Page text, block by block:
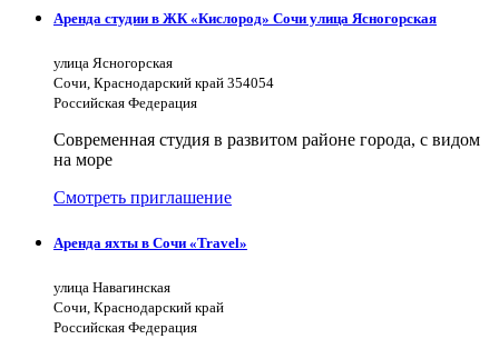
Аренда студии в ЖК «Кислород» Сочи улица Ясногорская
улица Ясногорская
Сочи, Краснодарский край 354054
Российская Федерация
Современная студия в развитом районе города, с видом
на море
Смотреть приглашение
Аренда яхты в Сочи «Travel»
улица Навагинская
Сочи, Краснодарский край
Российская Федерация